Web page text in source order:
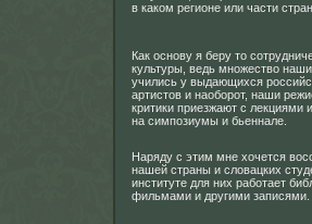
в каком регионе или части
Как основу я беру то
культуры, ведь множество
учились у выдающихся
артистов и наоборот, наши
критики приезжают с лекциями
на симпозиумы и бьеннале.
Наряду с этим мне хочется
нашей страны и словацких
институте для них работает
фильмами и другими записями.